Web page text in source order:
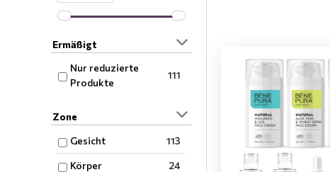
Ermäßigt
Nur reduzierte
Produkte
111
Zone
Gesicht
113
Körper
24